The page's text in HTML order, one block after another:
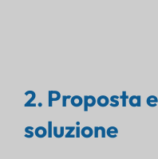
2. Proposta
soluzione